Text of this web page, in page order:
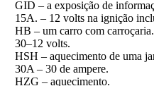
GID – a exposição de
15A. – 12 volts na ignição
HB – um carro com carroçaria.
30–12 volts.
HSH – aquecimento de uma
30A – 30 de ampere.
HZG – aquecimento.